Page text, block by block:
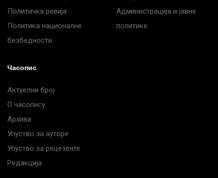
Политичка ревија
Политика националне
безбедности
Администрација и јавне
политике
Часопис
Актуелни број
О часопису
Архива
Упуство за ауторе
Упуство за рецезенте
Редакција